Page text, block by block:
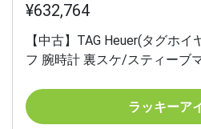
¥632,764
【中古】TAG Heuer(タグホ
フ 腕時計 裏スケ/スティーブ
ラッキーア